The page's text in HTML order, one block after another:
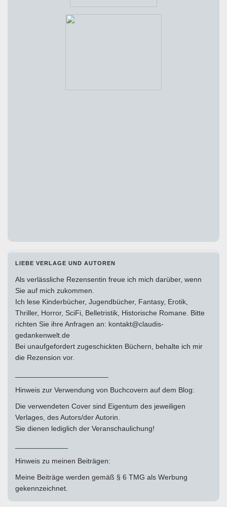
LIEBE VERLAGE UND AUTOREN
Als verlässliche Rezensentin freue ich mich darüber, wenn
Sie auf mich zukommen.
Ich lese Kinderbücher, Jugendbücher, Fantasy, Erotik,
Thriller, Horror, SciFi, Belletristik, Historische Romane. Bitte
richten Sie ihre Anfragen an: kontakt@claudis-
gedankenwelt.de
Bei unaufgefordert zugeschickten Büchern, behalte ich mir
die Rezension vor.
Hinweis zur Verwendung von Buchcovern auf dem Blog:
Die verwendeten Cover sind Eigentum des jeweiligen
Verlages, des Autors/der Autorin.
Sie dienen lediglich der Veranschaulichung!
Hinweis zu meinen Beiträgen:
Meine Beiträge werden gemäß § 6 TMG als Werbung
gekennzeichnet.